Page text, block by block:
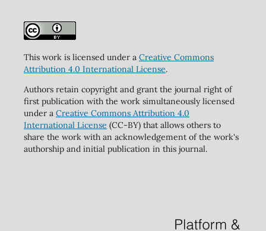
This work is licensed under a Creative Commons
Attribution 4.0 International License.
Authors retain copyright and grant the journal right of
first publication with the work simultaneously licensed
under a Creative Commons Attribution 4.0
International License (CC-BY) that allows others to
share the work with an acknowledgement of the work's
authorship and initial publication in this journal.